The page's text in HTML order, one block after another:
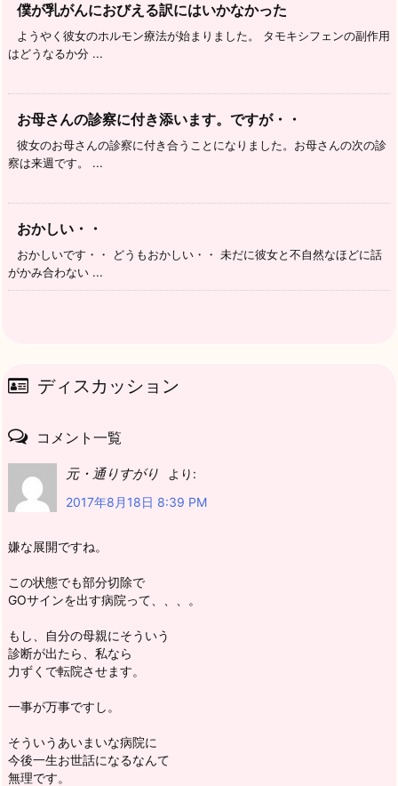
僕が乳がんにおびえる訳にはいかなかった
ようやく彼女のホルモン療法が始まりました。 タモキシフェンの副作用
はどうなるか分 ...
お母さんの診察に付き添います。ですが・・
彼女のお母さんの診察に付き合うことになりました。お母さんの次の診
察は来週です。 ...
おかしい・・
おかしいです・・ どうもおかしい・・ 未だに彼女と不自然なほどに話
がかみ合わない ...
ディスカッション
コメント一覧
元・通りすがり
より:
2017年8月18日 8:39 PM
嫌な展開ですね。
この状態でも部分切除で
GOサインを出す病院って、、、。
もし、自分の母親にそういう
診断が出たら、私なら
力ずくで転院させます。
一事が万事ですし。
そういうあいまいな病院に
今後一生お世話になるなんて
無理です。